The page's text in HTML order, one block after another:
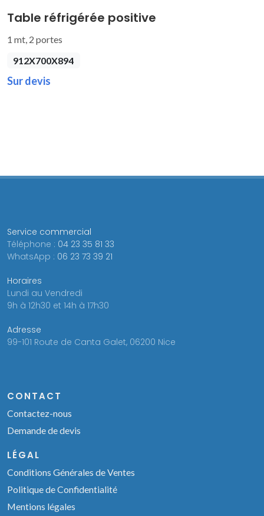
Table réfrigérée positive
1 mt, 2 portes
912X700X894
Sur devis
Service commercial
Téléphone : 04 23 35 81 33
WhatsApp : 06 23 73 39 21
Horaires
Lundi au Vendredi
9h à 12h30 et 14h à 17h30
Adresse
99-101 Route de Canta Galet, 06200 Nice
CONTACT
Contactez-nous
Demande de devis
LÉGAL
Conditions Générales de Ventes
Politique de Confidentialité
Mentions légales